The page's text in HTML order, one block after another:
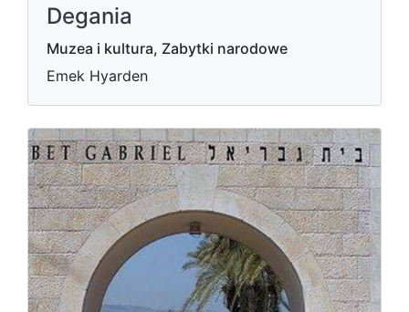
Degania
Muzea i kultura, Zabytki narodowe
Emek Hyarden